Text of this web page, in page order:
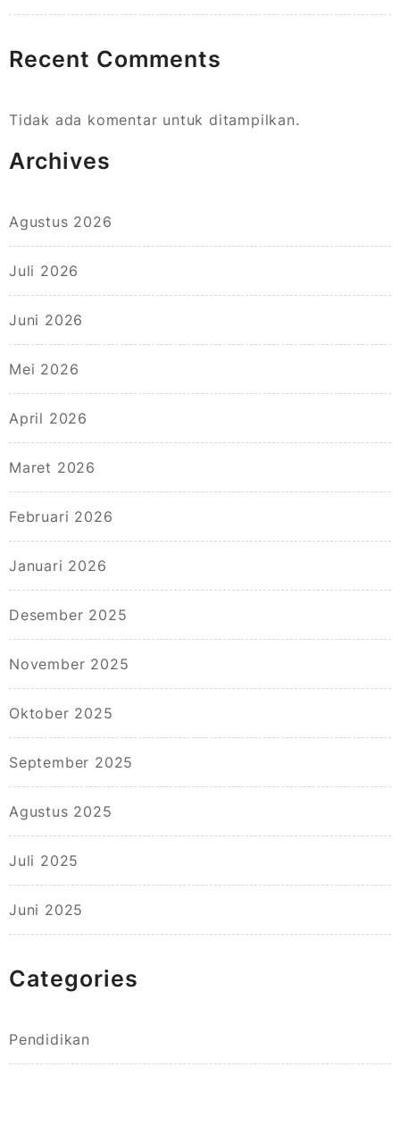
Recent Comments
Tidak ada komentar untuk ditampilkan.
Archives
Agustus 2026
Juli 2026
Juni 2026
Mei 2026
April 2026
Maret 2026
Februari 2026
Januari 2026
Desember 2025
November 2025
Oktober 2025
September 2025
Agustus 2025
Juli 2025
Juni 2025
Categories
Pendidikan